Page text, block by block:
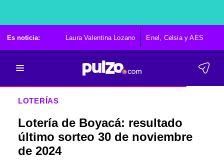
Es noticia: Laura Valentina Lozano Enel, Celsia y AES
LOTERÍAS
Lotería de Boyacá: resultado
último sorteo 30 de noviembre
de 2024